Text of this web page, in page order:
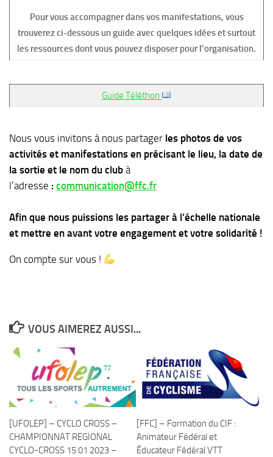
Pour vous accompagner dans vos manifestations, vous
trouverez ci-dessous un guide avec quelques idées et surtout
les ressources dont vous pouvez disposer pour l’organisation.
Guide Téléthon
Nous vous invitons à nous partager les photos de vos
activités et manifestations en précisant le lieu, la date de
la sortie et le nom du club à
l’adresse : communication@ffc.fr
Afin que nous puissions les partager à l’échelle nationale
et mettre en avant votre engagement et votre solidarité !
On compte sur vous !
VOUS AIMEREZ AUSSI...
[UFOLEP] – CYCLO CROSS –
CHAMPIONNAT REGIONAL
CYCLO-CROSS 15 01 2023 –
[FFC] – Formation du CIF :
Animateur Fédéral et
Éducateur Fédéral VTT